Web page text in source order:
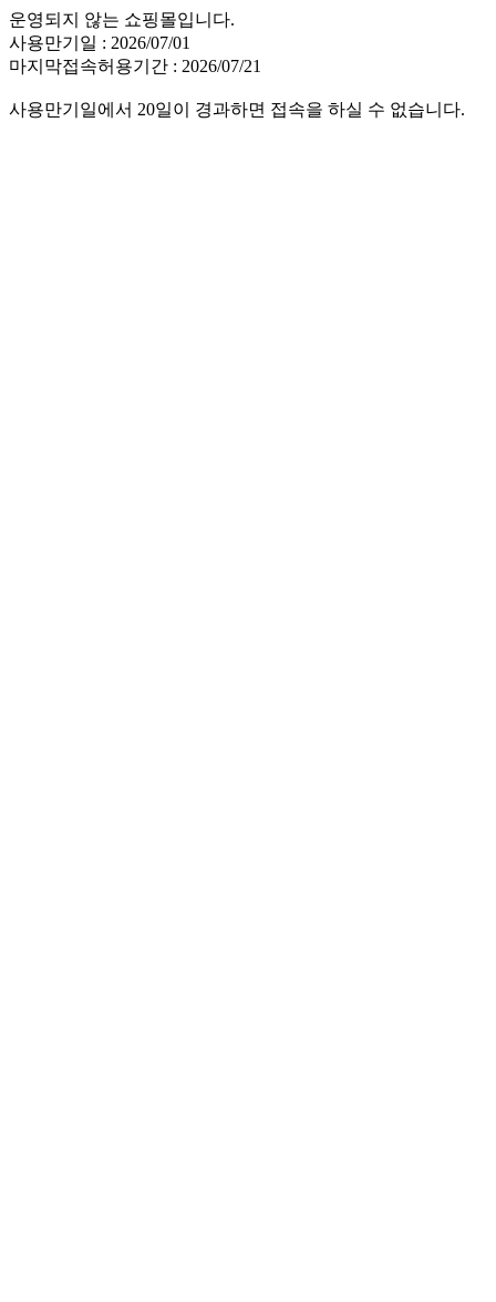
운영되지 않는 쇼핑몰입니다.
사용만기일 : 2026/07/01
마지막접속허용기간 : 2026/07/21
사용만기일에서 20일이 경과하면 접속을 하실 수 없습니다.